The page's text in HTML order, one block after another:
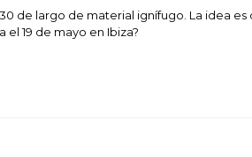
de largo de material ignífugo. La idea
19 de mayo en Ibiza?